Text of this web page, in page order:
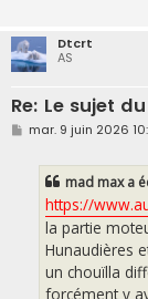
Dtcrt
AS
Re: Le sujet
M
mar. 9 juin 2026
mad maxa
https://
la partie
Hunaudières
un chouïlla
forcément y